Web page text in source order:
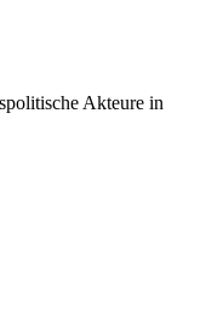
Akteure in